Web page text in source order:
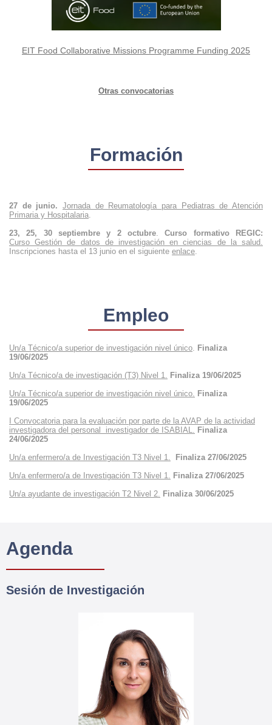
EIT Food Collaborative Missions Programme Funding 2025
Otras convocatorias
Formación
27 de junio. Jornada de Reumatología para Pediatras de Atención
Primaria y Hospitalaria.
23, 25, 30 septiembre y 2 octubre. Curso formativo REGIC:
Curso Gestión de datos de investigación en ciencias de la salud.
Inscripciones hasta el 13 junio en el siguiente enlace.
Empleo
Un/a Técnico/a superior de investigación nivel único. Finaliza
19/06/2025
Un/a Técnico/a de investigación (T3) Nivel 1. Finaliza 19/06/2025
Un/a Técnico/a superior de investigación nivel único. Finaliza
19/06/2025
I Convocatoria para la evaluación por parte de la AVAP de la actividad
investigadora del personal
investigador de ISABIAL. Finaliza
24/06/2025
Un/a enfermero/a de Investigación T3 Nivel 1.
Finaliza 27/06/2025
Un/a enfermero/a de Investigación T3 Nivel 1. Finaliza 27/06/2025
Un/a ayudante de investigación T2 Nivel 2. Finaliza 30/06/2025
Agenda
Sesión de Investigación